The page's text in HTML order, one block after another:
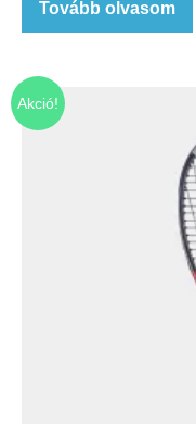
Tovább olvasom
Akció!